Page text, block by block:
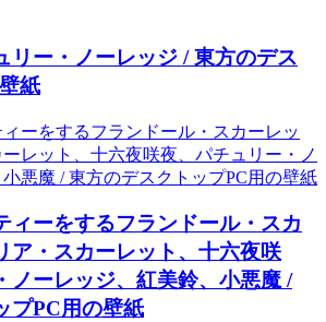
リー・ノーレッジ / 東方のデス
紙
ィーをするフランドール・スカ
ア・スカーレット、十六夜咲
ノーレッジ、紅美鈴、小悪魔 /
プPC用の壁紙